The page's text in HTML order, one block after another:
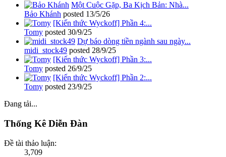
Một Cuộc Gặp, Ba Kịch Bản: Nhà...
Bảo Khánh posted 13/5/26
[Kiến thức Wyckoff] Phần 4:...
Tomy posted 30/9/25
Dự báo dòng tiền ngành sau ngày...
midi_stock49 posted 28/9/25
[Kiến thức Wyckoff] Phần 3:...
Tomy posted 26/9/25
[Kiến thức Wyckoff] Phần 2:...
Tomy posted 23/9/25
Đang tải...
Thống Kê Diễn Đàn
Đề tài thảo luận:
3,709